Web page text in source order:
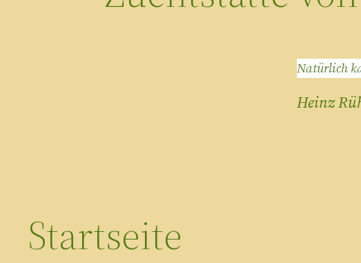
Natürlich
Heinz
Startseite